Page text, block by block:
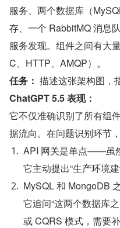
服务、两个数据库（
存、一个 RabbitMQ 消息
服务发现。组件之间有大
C、HTTP、AMQP）。
任务： 描述这张架构图，
ChatGPT 5.5 表现：
它不仅准确识别了所有组
据流向。在问题识别环节
API 网关是单点——虽
它主动提出“生产环境
MySQL 和 MongoDB
它追问“这两个数据库
或 CQRS 模式，需要